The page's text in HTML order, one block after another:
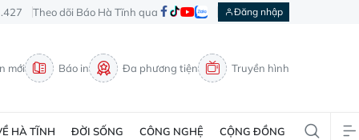
Theo dõi Báo Hà Tĩnh qua Đăng nhập
mới Báo in Đa phương tiện Truyền hình
HÀ TĨNH ĐỜI SỐNG CÔNG NGHỆ CỘNG ĐỒNG